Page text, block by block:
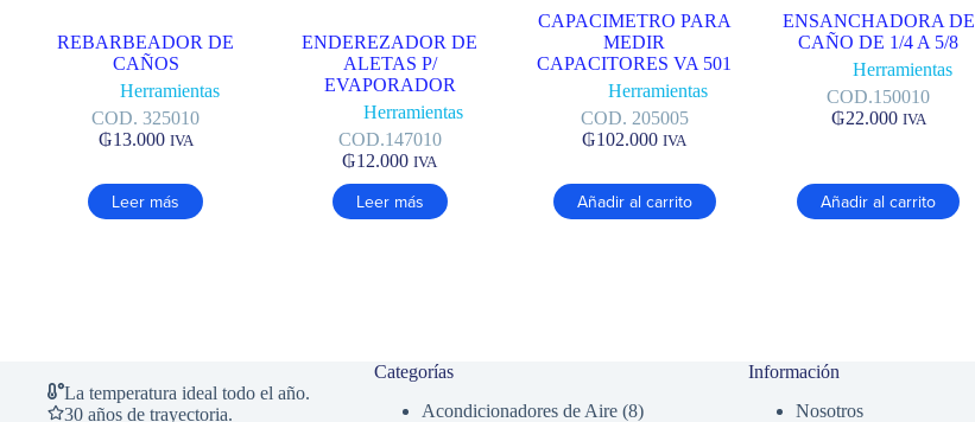
REBARBEADOR DE
CAÑOS
Herramientas
COD. 325010
₲13.000 IVA
Leer más
ENDEREZADOR DE
ALETAS P/
EVAPORADOR
Herramientas
COD.147010
₲12.000 IVA
Leer más
CAPACIMETRO PARA
MEDIR
CAPACITORES VA 501
Herramientas
COD. 205005
₲102.000 IVA
Añadir al carrito
ENSANCHADORA DE
CAÑO DE 1/4 A 5/8
Herramientas
COD.150010
₲22.000 IVA
Añadir al carrito
La temperatura ideal todo el año.
30 años de trayectoria.
Categorías
Acondicionadores de Aire 88
Información
Nosotros